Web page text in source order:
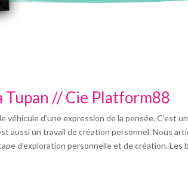
Tupan // Cie Platform88
d’une expression de la pensée. C’est
aussi un travail de création personnel. Nous
d’exploration personnelle et de création. Les